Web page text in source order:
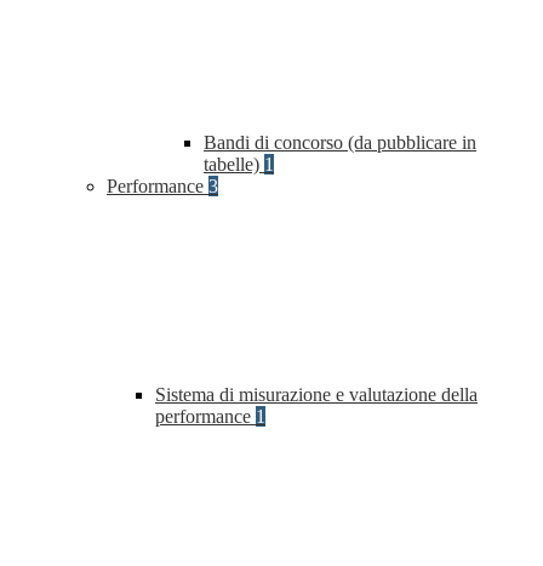
Bandi di concorso (da pubblicare in
tabelle) 1
Performance 3
Sistema di misurazione e valutazione della
performance 1